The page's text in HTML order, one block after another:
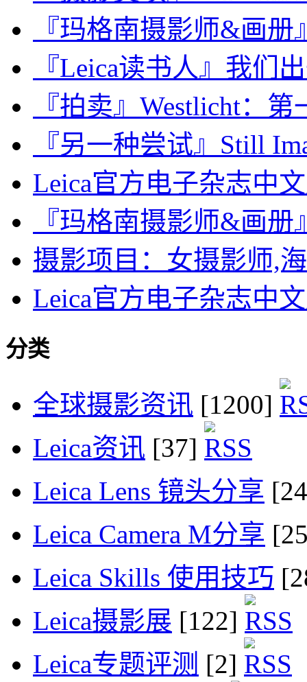
『玛格南摄影师&画册
『Leica读书人』我们
『拍卖』Westlicht：
『另一种尝试』Still
Leica官方电子杂志中
『玛格南摄影师&画册
摄影项目：女摄影师,
Leica官方电子杂志中
分类
全球摄影资讯 [1200]
Leica资讯 [37]
Leica Lens 镜头分享
Leica Camera M分享
Leica Skills 使用技巧
Leica摄影展 [122]
Leica专题评测 [2]